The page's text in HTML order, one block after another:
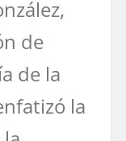
de
de la
la